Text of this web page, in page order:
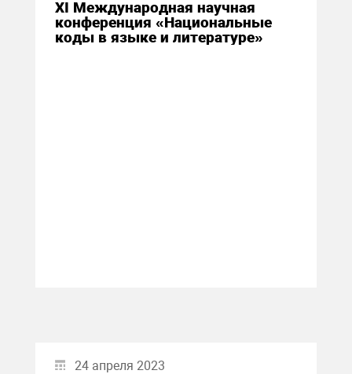
XI Международная научная
конференция «Национальные
коды в языке и литературе»
24 апреля 2023